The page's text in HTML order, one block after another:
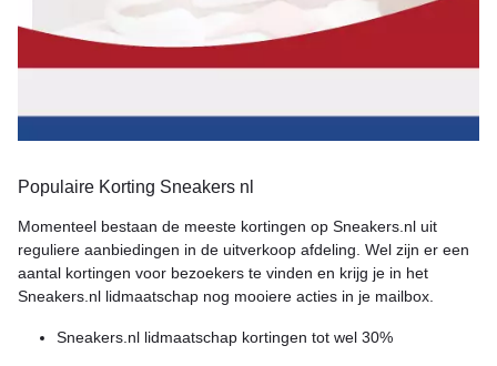
Populaire Korting Sneakers nl
Momenteel bestaan de meeste kortingen op Sneakers.nl uit
reguliere aanbiedingen in de uitverkoop afdeling. Wel zijn er een
aantal kortingen voor bezoekers te vinden en krijg je in het
Sneakers.nl lidmaatschap nog mooiere acties in je mailbox.
Sneakers.nl lidmaatschap kortingen tot wel 30%